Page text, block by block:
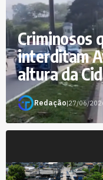
Criminosos
interditam
altura da
Redação|27/06/